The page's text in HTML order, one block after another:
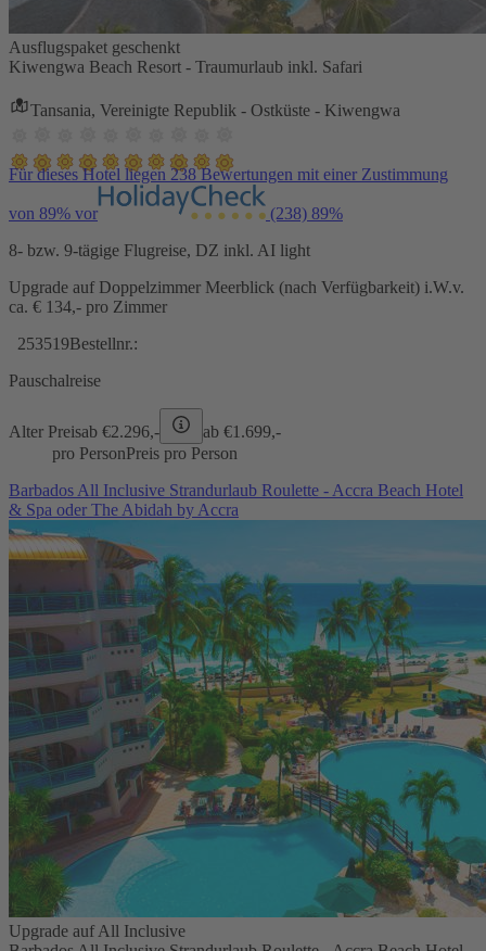
Ausflugspaket geschenkt
Kiwengwa Beach Resort - Traumurlaub inkl. Safari
Tansania, Vereinigte Republik - Ostküste - Kiwengwa
Für dieses Hotel liegen 238 Bewertungen mit einer Zustimmung
von 89% vor (238) 89%
8- bzw. 9-tägige Flugreise, DZ inkl. AI light
Upgrade auf Doppelzimmer Meerblick (nach Verfügbarkeit) i.W.v.
ca. € 134,- pro Zimmer
253519Bestellnr.:
Pauschalreise
Alter Preisab €2.296,- ab €1.699,-
pro PersonPreis pro Person
Barbados All Inclusive Strandurlaub Roulette - Accra Beach Hotel
& Spa oder The Abidah by Accra
Upgrade auf All Inclusive